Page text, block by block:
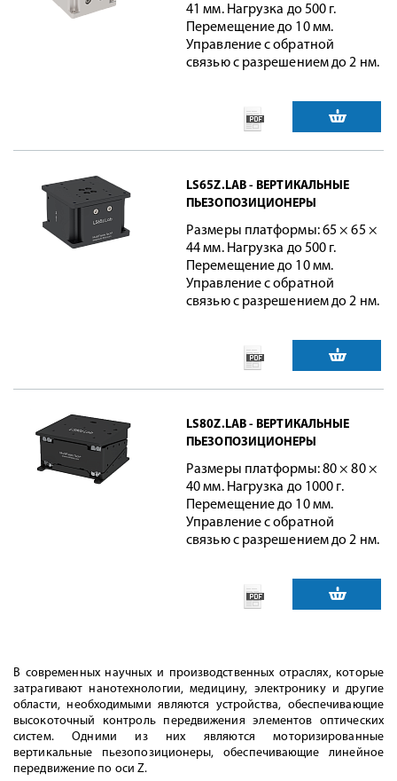
41 мм. Нагрузка до 500 г.
Перемещение до 10 мм.
Управление с обратной
связью с разрешением до 2 нм.
LS65Z.LAB - ВЕРТИКАЛЬНЫЕ
ПЬЕЗОПОЗИЦИОНЕРЫ
Размеры платформы: 65 × 65 ×
44 мм. Нагрузка до 500 г.
Перемещение до 10 мм.
Управление с обратной
связью с разрешением до 2 нм.
LS80Z.LAB - ВЕРТИКАЛЬНЫЕ
ПЬЕЗОПОЗИЦИОНЕРЫ
Размеры платформы: 80 × 80 ×
40 мм. Нагрузка до 1000 г.
Перемещение до 10 мм.
Управление с обратной
связью с разрешением до 2 нм.
В современных научных и производственных отраслях, которые
затрагивают нанотехнологии, медицину, электронику и другие
области, необходимыми являются устройства, обеспечивающие
высокоточный контроль передвижения элементов оптических
систем. Одними из них являются моторизированные
вертикальные пьезопозиционеры, обеспечивающие линейное
передвижение по оси Z.